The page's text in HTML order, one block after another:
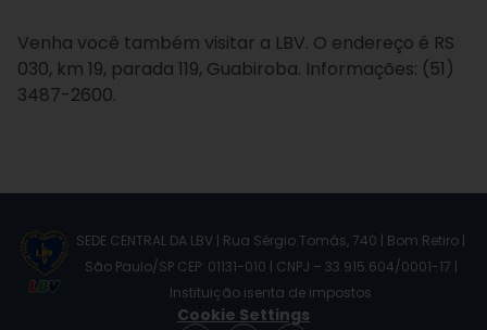
Venha você também visitar a LBV. O endereço é RS
030, km 19, parada 119, Guabiroba. Informações: (51)
3487-2600.
SEDE CENTRAL DA LBV | Rua Sérgio Tomás, 740 | Bom Retiro |
São Paulo/SP CEP: 01131-010 | CNPJ – 33.915.604/0001-17 |
Instituição isenta de impostos
Cookie Settings